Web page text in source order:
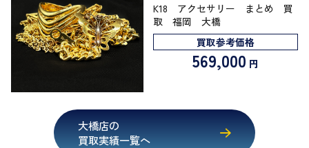
K18 アクセサリー まとめ 買
取 福岡 大橋
買取参考価格
569,000 円
大橋店の
買取実績一覧へ